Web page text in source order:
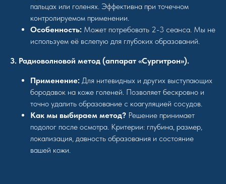
пальцах или голенях. Эффективна при точечном
контролируемом применении.
Особенность: Может потребовать 2-3 сеанса. Мы не
используем её вслепую для глубоких образований.
3. Радиоволновой метод (аппарат «Сургитрон»).
Применение: Для нитевидных и других выступающих
бородавок на коже голеней. Позволяет бескровно и
точно удалить образование с коагуляцией сосудов.
Как мы выбираем метод? Решение принимает
подолог после осмотра. Критерии: глубина, размер,
локализация, давность образования и состояние
вашей кожи.